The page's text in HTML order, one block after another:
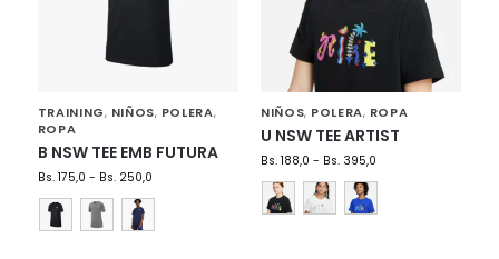
TRAINING, NIÑOS, POLERA,
ROPA
B NSW TEE EMB FUTURA
Bs.175,0 - Bs.250,0
NIÑOS, POLERA, ROPA
U NSW TEE ARTIST
Bs.188,0 - Bs.395,0